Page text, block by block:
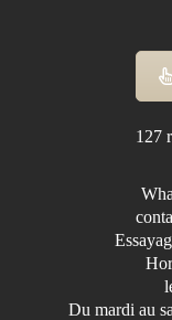
127
Du mardi au